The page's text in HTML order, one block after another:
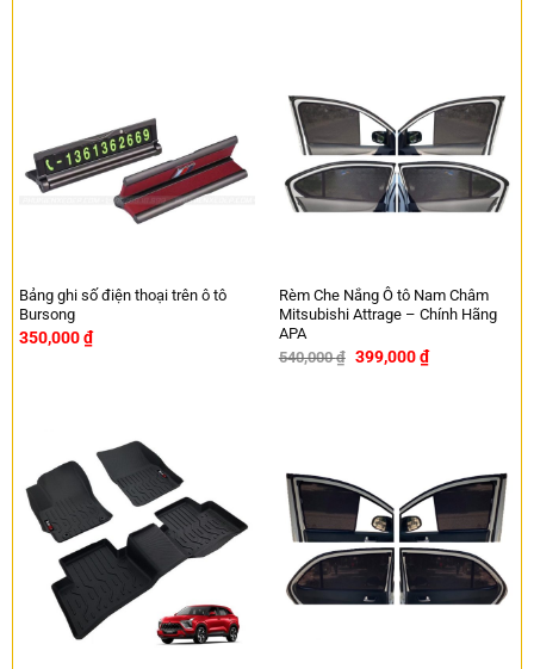
Bảng ghi số điện thoại trên ô tô
Bursong
350,000₫
Rèm Che Nắng Ô tô Nam Châm
Mitsubishi Attrage – Chính Hãng
APA
540,000₫ 399,000₫